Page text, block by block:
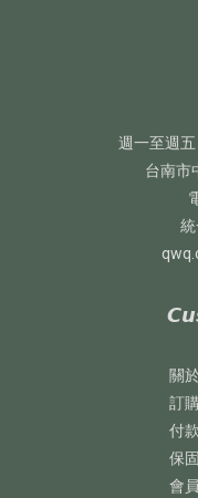
週一至週
台南市
關
訂
付
保
會